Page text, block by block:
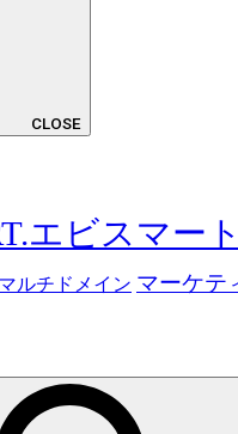
CLOSE
エビスマート
マルチドメイン マーケテ